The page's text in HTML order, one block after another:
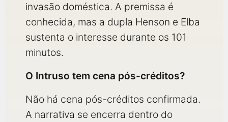
invasão doméstica. A premissa é
conhecida, mas a dupla Henson e Elba
sustenta o interesse durante os 101
minutos.
O Intruso tem cena pós-créditos?
Não há cena pós-créditos confirmada.
A narrativa se encerra dentro do